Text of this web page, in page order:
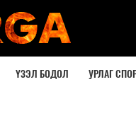
ҮЗЭЛ БОДОЛ УРЛАГ